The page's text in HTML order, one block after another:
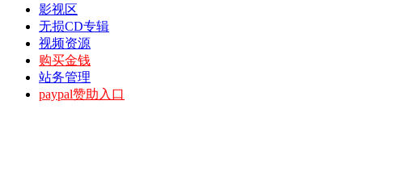
影视区
无损CD专辑
视频资源
购买金钱
站务管理
paypal赞助入口